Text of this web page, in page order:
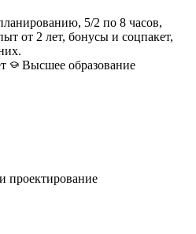
5/2 по 8 часов,
от 2 лет, бонусы и соцпакет,
Высшее образование
проектирование